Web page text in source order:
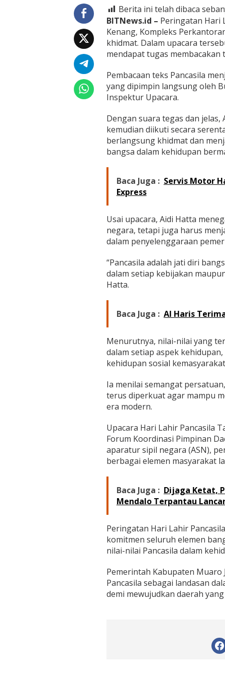
a
p
a
d
a
U
a
c
r
H
a
r
i
L
r
n
c
a
s
l
a
6
Berita ini telah dibaca
BITNews.id – Peringatan Hari
Kenang, Kompleks
khidmat. Dalam upacara
mendapat tugas membacakan
Pembacaan teks Pancasila
yang dipimpin langsung oleh
Inspektur Upacara.
Dengan suara tegas dan jelas,
kemudian diikuti secara
berlangsung khidmat dan
bangsa dalam kehidupan
Baca Juga : Servis Motor
Express
Usai upacara, Aidi Hatta
negara, tetapi juga harus
dalam penyelenggaraan
“Pancasila adalah jati diri
dalam setiap kebijakan
Hatta.
Baca Juga : Al Haris
Menurutnya, nilai-nilai yang
dalam setiap aspek
kehidupan sosial
Ia menilai semangat
terus diperkuat agar mampu
era modern.
Upacara Hari Lahir Pancasila
Forum Koordinasi Pimpinan
aparatur sipil negara (ASN),
berbagai elemen masyarakat
Baca Juga : Dijaga Ketat,
Mendalo Terpantau
Peringatan Hari Lahir
komitmen seluruh elemen
nilai-nilai Pancasila dalam
Pemerintah Kabupaten Muaro
Pancasila sebagai landasan
demi mewujudkan daerah